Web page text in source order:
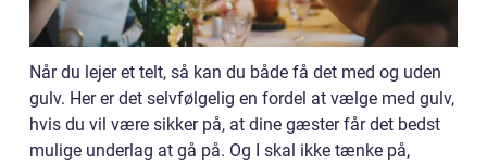
Når du lejer et telt, så kan du både få det med og uden
gulv. Her er det selvfølgelig en fordel at vælge med gulv,
hvis du vil være sikker på, at dine gæster får det bedst
mulige underlag at gå på. Og I skal ikke tænke på,